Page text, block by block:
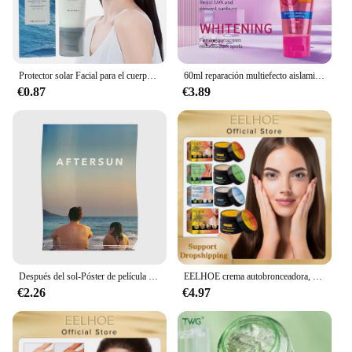
Protector solar Facial para el cuerpo, crema solar blanqueadora, bloqueador solar, crema protectora para la piel, Centella calmante, hidratante, brillo, esencia Facial
€0.87
60ml reparación multiefecto aislamiento protector solar hidratante Control de aceite crema de protección solar bloqueador solar hidratante piel flexible
€3.89
Después del sol-Póster de película para decoración del hogar, impresión artística divertida, Mural, pintura para habitación, decoración de pared moderna Vintage sin marco, 2022
€2.26
EELHOE crema autobronceadora, crema bronceadora de bronce para Control de aceite facial, hidratación de larga duración, reparación del sol, cuidado de la piel
€4.97